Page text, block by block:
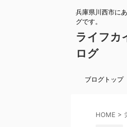
兵庫県川西市に
グです。
ライフ
ログ
ブログトップ
HOME >